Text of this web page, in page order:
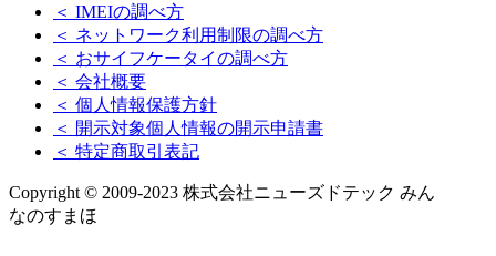
＜ IMEIの調べ方
＜ ネットワーク利用制限の調べ方
＜ おサイフケータイの調べ方
＜ 会社概要
＜ 個人情報保護方針
＜ 開示対象個人情報の開示申請書
＜ 特定商取引表記
Copyright © 2009-2023 株式会社ニューズドテック みん
なのすまほ